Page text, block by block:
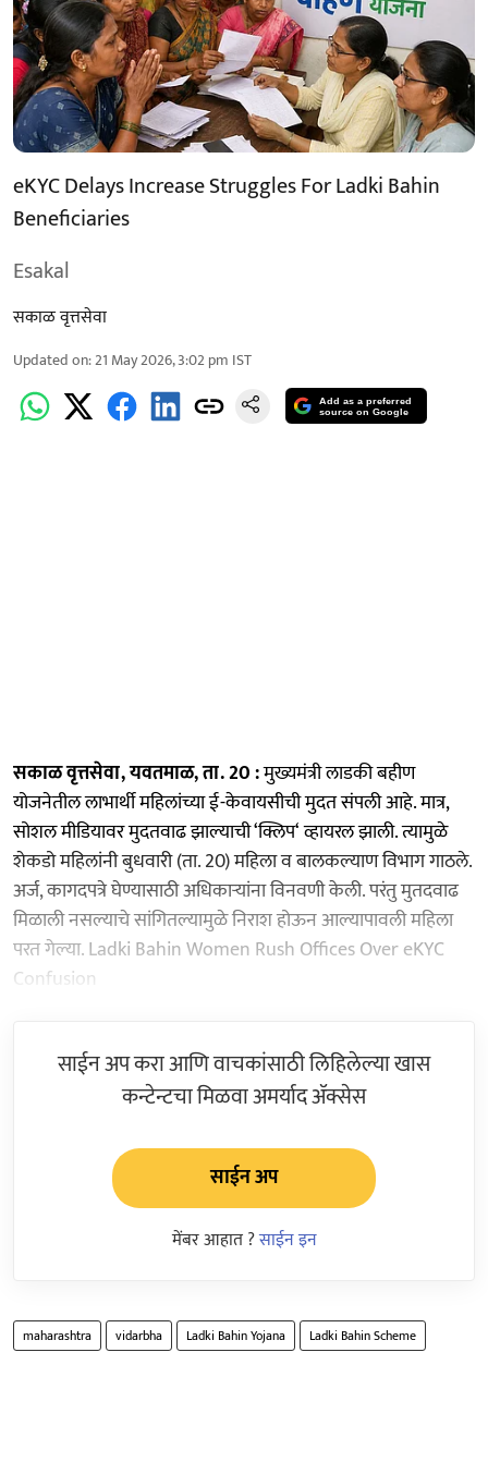
eKYC Delays Increase Struggles For Ladki Bahin
Beneficiaries
Esakal
सकाळ वृत्तसेवा
Updated on:21 May 2026, 3:02 pm IST
Add as a preferred
source on Google
सकाळ वृत्तसेवा, यवतमाळ, ता. 20 :मुख्यमंत्री लाडकी बहीण
योजनेतील लाभार्थी महिलांच्या ई-केवायसीची मुदत संपली आहे. मात्र,
सोशल मीडियावर मुदतवाढ झाल्याची ‘क्लिप‘ व्हायरल झाली. त्यामुळे
शेकडो महिलांनी बुधवारी (ता. 20) महिला व बालकल्याण विभाग गाठले.
अर्ज, कागदपत्रे घेण्यासाठी अधिकार्‍यांना विनवणी केली. परंतु मुतदवाढ
मिळाली नसल्याचे सांगितल्यामुळे निराश होऊन आल्यापावली महिला
परत गेल्या. Ladki Bahin Women Rush Offices Over eKYC
Confusion
साईन अप करा आणि वाचकांसाठी लिहिलेल्या खास
कन्टेन्टचा मिळवा अमर्याद ॲक्सेस
साईन अप
मेंबर आहात ?साईन इन
maharashtra vidarbha Ladki Bahin Yojana Ladki Bahin Scheme